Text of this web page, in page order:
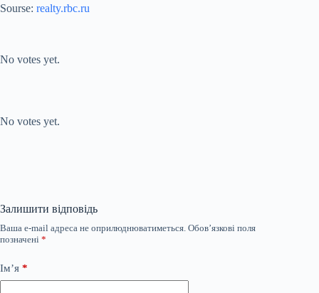
Sourse: realty.rbc.ru
No votes yet.
No votes yet.
Залишити відповідь
Ваша e-mail адреса не оприлюднюватиметься. Обов’язкові поля
позначені *
Ім’я *